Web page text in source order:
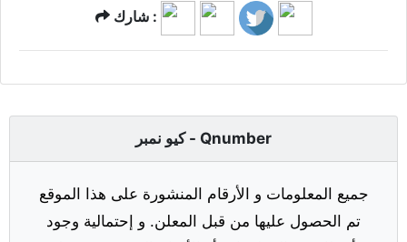
شارك :
كيو نمبر - Qnumber
جميع المعلومات و الأرقام المنشورة على هذا الموقع
تم الحصول عليها من قبل المعلن. و إحتمالية وجود